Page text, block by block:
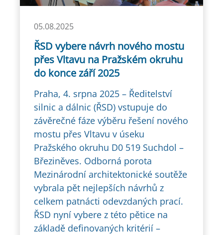
05.08.2025
ŘSD vybere návrh nového mostu
přes Vltavu na Pražském okruhu
do konce září 2025
Praha, 4. srpna 2025 – Ředitelství
silnic a dálnic (ŘSD) vstupuje do
závěrečné fáze výběru řešení nového
mostu přes Vltavu v úseku
Pražského okruhu D0 519 Suchdol –
Březiněves. Odborná porota
Mezinárodní architektonické soutěže
vybrala pět nejlepších návrhů z
celkem patnácti odevzdaných prací.
ŘSD nyní vybere z této pětice na
základě definovaných kritérií –